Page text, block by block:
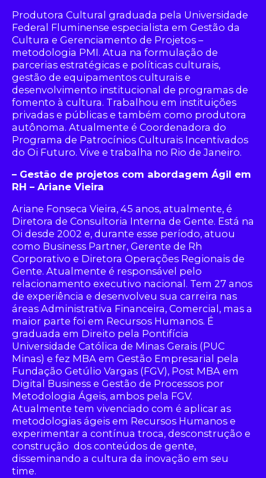
Produtora Cultural graduada pela Universidade
Federal Fluminense especialista em Gestão da
Cultura e Gerenciamento de Projetos –
metodologia PMI. Atua na formulação de
parcerias estratégicas e políticas culturais,
gestão de equipamentos culturais e
desenvolvimento institucional de programas de
fomento à cultura. Trabalhou em instituições
privadas e públicas e também como produtora
autônoma. Atualmente é Coordenadora do
Programa de Patrocínios Culturais Incentivados
do Oi Futuro. Vive e trabalha no Rio de Janeiro.
– Gestão de projetos com abordagem Ágil em
RH – Ariane Vieira
Ariane Fonseca Vieira, 45 anos, atualmente, é
Diretora de Consultoria Interna de Gente. Está na
Oi desde 2002 e, durante esse período, atuou
como Business Partner, Gerente de Rh
Corporativo e Diretora Operações Regionais de
Gente. Atualmente é responsável pelo
relacionamento executivo nacional. Tem 27 anos
de experiência e desenvolveu sua carreira nas
áreas Administrativa Financeira, Comercial, mas a
maior parte foi em Recursos Humanos. É
graduada em Direito pela Pontifícia
Universidade Católica de Minas Gerais (PUC
Minas) e fez MBA em Gestão Empresarial pela
Fundação Getúlio Vargas (FGV), Post MBA em
Digital Business e Gestão de Processos por
Metodologia Ágeis, ambos pela FGV.
Atualmente tem vivenciado com é aplicar as
metodologias ágeis em Recursos Humanos e
experimentar a contínua troca, desconstrução e
construção dos conteúdos de gente,
disseminando a cultura da inovação em seu
time.